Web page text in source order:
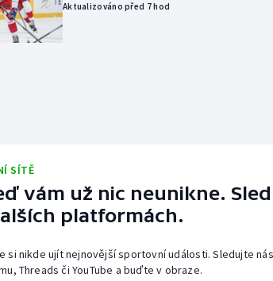
Aktualizováno před 7 hod
SÍTĚ
vám už nic neunikne.
platformách.
si nikde ujít nejnovější sportovní události. Sledujte
Threads či YouTube a buďte v obraze.